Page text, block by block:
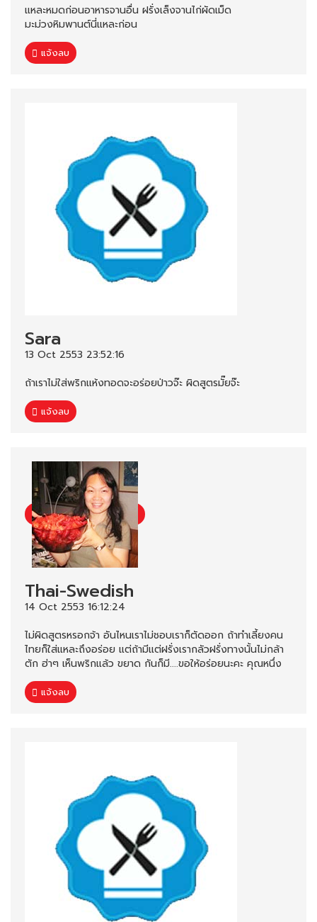
แหละหมดก่อนอาหารจานอื่น ฝรั่งเล็งจานไก่ผัดเม็ด
มะม่วงหิมพานต์นี่แหละก่อน
แจ้งลบ
Sara
13 Oct 2553 23:52:16
ถ้าเราไม่ใส่พริกแห้งทอดจะอร่อยป่าวจ๊ะ ผิดสูตรมั๊ยจ๊ะ
แจ้งลบ
Thai-Swedish
14 Oct 2553 16:12:24
ไม่ผิดสูตรหรอกจ้า อันไหนเราไม่ชอบเราก็ตัดออก ถ้าทำเลี้ยงคน
ไทยก็ใส่แหละถึงอร่อย แต่ถ้ามีแต่ฝรั่งเรากลัวฝรั่งทางนั้นไม่กล้า
ตัก ฮ่าๆ เห็นพริกแล้ว ขยาด กันก็มี....ขอให้อร่อยนะคะ คุณหนึ่ง
แจ้งลบ